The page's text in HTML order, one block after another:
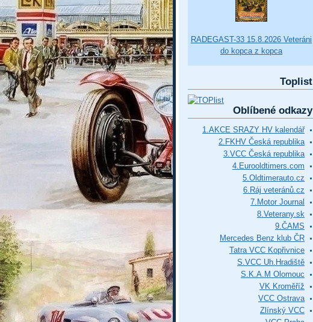
RADEGAST-33 15.8.2026 Veteráni
do kopca z kopca
Toplist
Oblíbené odkazy
1.AKCE SRAZY HV kalendář
2.FKHV Česká republika
3.VCC Česká republika
4.Eurooldtimers.com
5.Oldtimerauto.cz
6.Ráj veteránů.cz
7.Motor Journal
8.Veterany.sk
9.ČAMS
Mercedes Benz klub ČR
Tatra VCC Kopřivnice
S.VCC Uh.Hradiště
S.K.A.M Olomouc
VK Kroměříž
VCC Ostrava
Zlínský VCC